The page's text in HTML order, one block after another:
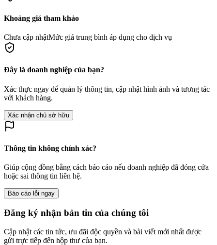
Khoảng giá tham khảo
Chưa cập nhậtMức giá trung bình áp dụng cho dịch vụ
Đây là doanh nghiệp của bạn?
Xác thực ngay để quản lý thông tin, cập nhật hình ảnh và tương tác
với khách hàng.
Xác nhận chủ sở hữu
Thông tin không chính xác?
Giúp cộng đồng bằng cách báo cáo nếu doanh nghiệp đã đóng cửa
hoặc sai thông tin liên hệ.
Báo cáo lỗi ngay
Đăng ký nhận bản tin của chúng tôi
Cập nhật các tin tức, ưu đãi độc quyền và bài viết mới nhất được
gửi trực tiếp đến hộp thư của bạn.